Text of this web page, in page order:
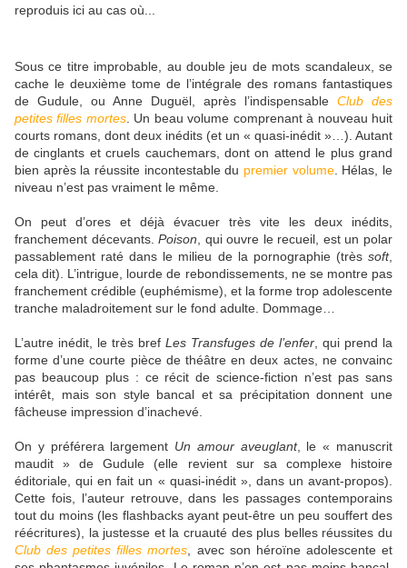
reproduis ici au cas où...
Sous ce titre improbable, au double jeu de mots scandaleux, se
cache le deuxième tome de l’intégrale des romans fantastiques
de Gudule, ou Anne Duguël, après l’indispensable Club des
petites filles mortes. Un beau volume comprenant à nouveau huit
courts romans, dont deux inédits (et un « quasi-inédit »…). Autant
de cinglants et cruels cauchemars, dont on attend le plus grand
bien après la réussite incontestable du premier volume. Hélas, le
niveau n’est pas vraiment le même.
On peut d’ores et déjà évacuer très vite les deux inédits,
franchement décevants.Poison , qui ouvre le recueil, est un polar
passablement raté dans le milieu de la pornographie (très soft,
cela dit). L’intrigue, lourde de rebondissements, ne se montre pas
franchement crédible (euphémisme), et la forme trop adolescente
tranche maladroitement sur le fond adulte. Dommage…
L’autre inédit, le très bref Les Transfuges de l’enfer , qui prend la
forme d’une courte pièce de théâtre en deux actes, ne convainc
pas beaucoup plus : ce récit de science-fiction n’est pas sans
intérêt, mais son style bancal et sa précipitation donnent une
fâcheuse impression d’inachevé.
On y préférera largement Un amour aveuglant, le « manuscrit
maudit » de Gudule (elle revient sur sa complexe histoire
éditoriale, qui en fait un « quasi-inédit », dans un avant-propos).
Cette fois, l’auteur retrouve, dans les passages contemporains
tout du moins (les flashbacks ayant peut-être un peu souffert des
réécritures), la justesse et la cruauté des plus belles réussites du
Club des petites filles mortes , avec son héroïne adolescente et